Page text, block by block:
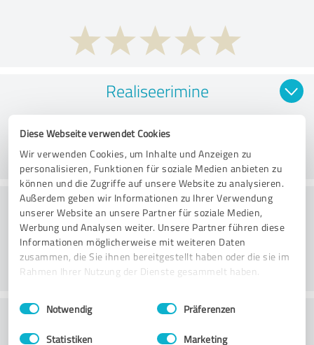
Diese Webseite verwendet Cookies
Wir verwenden Cookies, um Inhalte und Anzeigen zu
personalisieren, Funktionen für soziale Medien anbieten zu
können und die Zugriffe auf unsere Website zu analysieren.
Außerdem geben wir Informationen zu Ihrer Verwendung
unserer Website an unsere Partner für soziale Medien,
Werbung und Analysen weiter. Unsere Partner führen diese
Informationen möglicherweise mit weiteren Daten
zusammen, die Sie ihnen bereitgestellt haben oder die sie im
Rahmen Ihrer Nutzung der Dienste gesammelt haben.
Impressum Datenschutzbestimmungen
Einwilligungsauswahl
Notwendig Präferenzen
Statistiken Marketing
Realiseerimine
Konsultatsioon
Klienditeenindus